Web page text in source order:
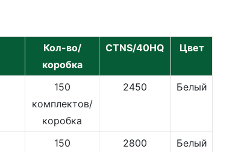
Кол-во/
коробка
CTNS/40HQ Цвет
150
комплектов/
коробка
2450 Белый
150
2800 Белый